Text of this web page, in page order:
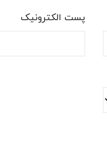
پست الکترونیک